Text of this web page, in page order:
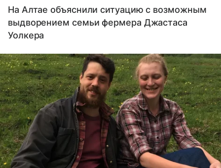
На Алтае объяснили ситуацию с возможным
выдворением семьи фермера Джастаса
Уолкера